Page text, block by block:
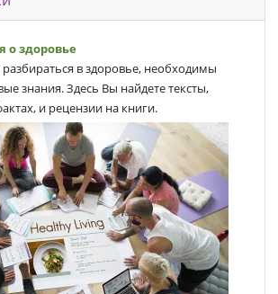
о здоровье
в здоровье, необходимы
знания. Здесь Вы найдете тексты,
и рецензии на книги.